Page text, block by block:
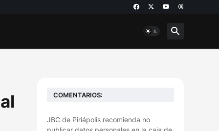
COMENTARIOS:
JBC de Piriápolis recomienda no